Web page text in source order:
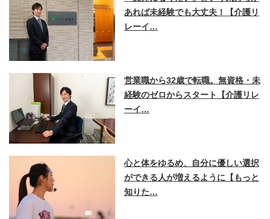
あれば未経験でも大丈夫！【介護リ
レーイ…
営業職から32歳で転職。無資格・未
経験のゼロからスタート【介護リレ
ーイ…
心と体をゆるめ、自分に優しい選択
ができる人が増えるように【もっと
知りた…